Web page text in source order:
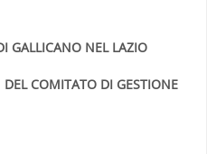
GALLICANO NEL LAZIO
COMITATO DI GESTIONE